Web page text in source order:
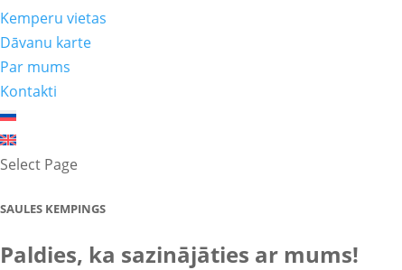
Kemperu vietas
Dāvanu karte
Par mums
Kontakti
Select Page
SAULES KEMPINGS
Paldies, ka sazinājāties ar mums!